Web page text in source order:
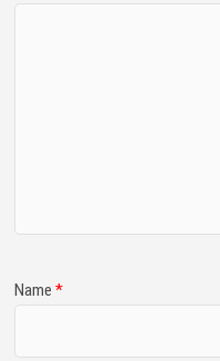
Name*